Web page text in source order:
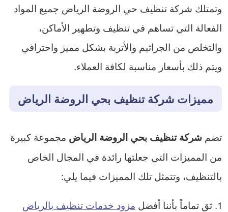
وتمتلك شركة تنظيف حي الروضة الرياض جميع المواد
الفعالة التي تساهم في تنظيف وتطهير الأماكن،
والتخلص من الجراثيم والأتربة بشكل مميز واحترافي
ويتم ذلك بأسعار مناسبة لكافة العملاء.
مميزات شركة تنظيف بحي الروضة الرياض
تضم شركة تنظيف بحي الروضة الرياض مجموعة كبيرة
من المميزات التي جعلتها رائدة في المجال الخاص
بالتنظيف، وتتمثل تلك المميزات فيما يلي:
ثق تماماً بأننا أفضل مزود خدمات تنظيف بالرياض